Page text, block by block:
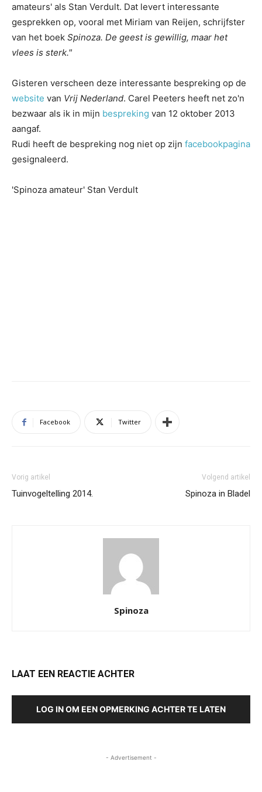
amateurs' als Stan Verdult. Dat levert interessante
gesprekken op, vooral met Miriam van Reijen, schrijfster
van het boek Spinoza. De geest is gewillig, maar het
vlees is sterk."
Gisteren verscheen deze interessante bespreking op de
website van Vrij Nederland. Carel Peeters heeft net zo'n
bezwaar als ik in mijn bespreking van 12 oktober 2013
aangaf.
Rudi heeft de bespreking nog niet op zijn facebookpagina
gesignaleerd.
'Spinoza amateur' Stan Verdult
Facebook Twitter
Vorig artikel
Tuinvogeltelling 2014.
Volgend artikel
Spinoza in Bladel
Spinoza
LAAT EEN REACTIE ACHTER
LOG IN OM EEN OPMERKING ACHTER TE LATEN
- Advertisement -